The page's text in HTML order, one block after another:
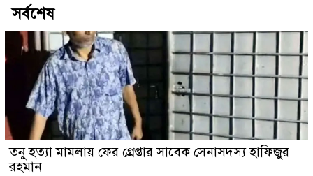
সর্বশেষ
তনু হত্যা মামলায় ফের গ্রেপ্তার সাবেক সেনাসদস্য হাফিজুর
রহমান